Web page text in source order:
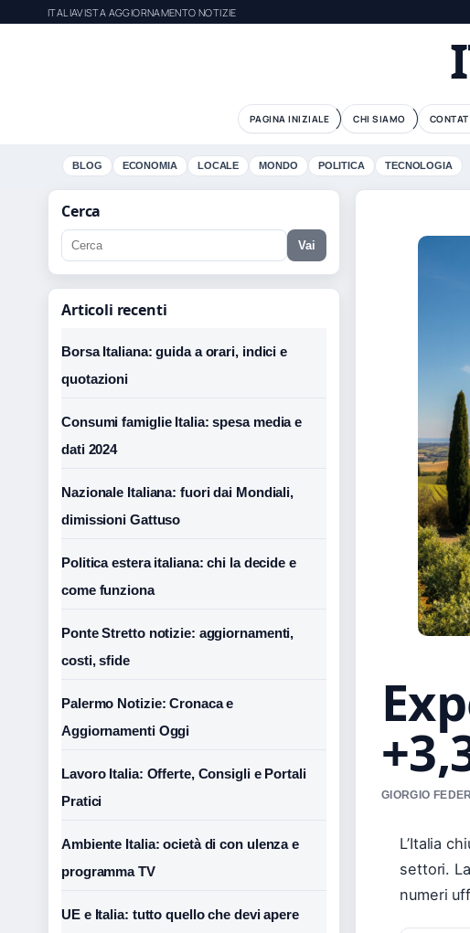
ITALIAVISTA AGGIORNAMENTO NOTIZIE
PAGINA INIZIALE CHI SIAMO
BLOG ECONOMIA LOCALE MONDO POLITICA TECNOLOGIA
GIORGIO
L’Italia
settori.
numeri
Cerca
Vai
Articoli recenti
Borsa Italiana: guida a orari, indici e
quotazioni
Consumi famiglie Italia: spesa media e
dati 2024
Nazionale Italiana: fuori dai Mondiali,
dimissioni Gattuso
Politica estera italiana: chi la decide e
come funziona
Ponte Stretto notizie: aggiornamenti,
costi, sfide
Palermo Notizie: Cronaca e
Aggiornamenti Oggi
Lavoro Italia: Offerte, Consigli e Portali
Pratici
Ambiente Italia: ocietà di con ulenza e
programma TV
UE e Italia: tutto quello che devi apere